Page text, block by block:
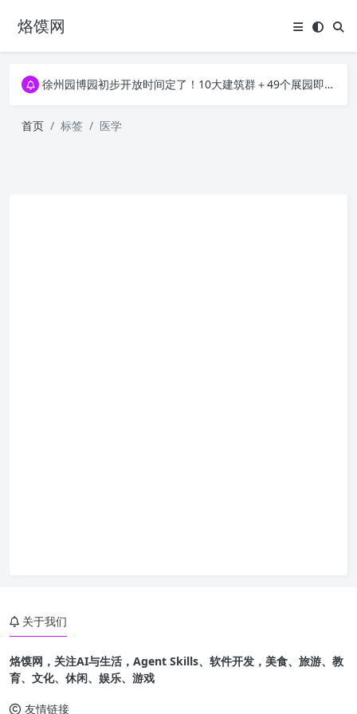
烙馍网16796个OpenClaw Skills合集下载｜总2.7G，压缩后仅738M，覆盖全场景技能
徐州园博园初步开放时间定了！10大建筑群＋49个展园即将亮相！
徐州园博园初步开放时间定了！10大建筑群＋49个展园即将亮相！
首页 标签 医学
关于我们
烙馍网，关注AI与生活，Agent Skills、软件开发，美食、旅游、教
育、文化、休闲、娱乐、游戏
友情链接